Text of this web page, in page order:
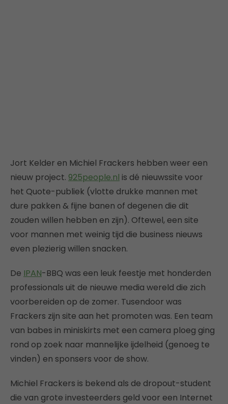
Jort Kelder en Michiel Frackers hebben weer een
nieuw project. 925people.nl is dé nieuwssite voor
het Quote-publiek (vlotte drukke mannen met
dure pakken & fijne banen of degenen die dit
zouden willen hebben en zijn). Oftewel, een site
voor mannen met weinig tijd die business nieuws
even plezierig willen snacken.
De IPAN-BBQ was een leuk feestje met honderden
professionals uit de nieuwe media wereld die zich
voorbereiden op de zomer. Tusendoor was
Frackers zijn site aan het promoten was. Een team
van babes in miniskirts met een camera ploeg ging
rond op zoek naar mannelijke ijdelheid (genoeg te
vinden) en sponsers voor de show.
Michiel Frackers is bekend als de dropout-student
die van grote investeerders geld voor een Internet